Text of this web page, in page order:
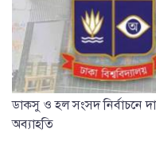
ডাকসু ও হল সংসদ নির্বাচনে
অব্যাহতি